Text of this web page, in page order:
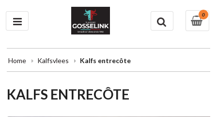
0
Home Kalfsvlees Kalfs entrecôte
KALFS ENTRECÔTE